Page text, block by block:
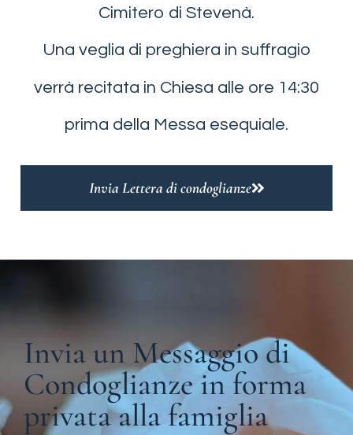
Cimitero di Stevenà.
Una veglia di preghiera in suffragio
verrà recitata in Chiesa alle ore 14:30
prima della Messa esequiale.
Invia Lettera di condoglianze
Invia un Messaggio di
Condoglianze in forma
privata alla famiglia